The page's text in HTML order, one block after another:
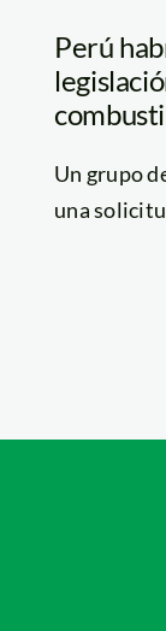
Perú
Un grupo
una